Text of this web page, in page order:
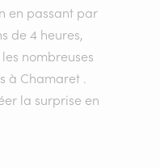
en passant par
de 4 heures,
nombreuses
à Chamaret .
la surprise en